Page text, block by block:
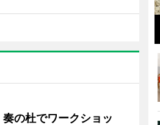
の杜でワークショッ